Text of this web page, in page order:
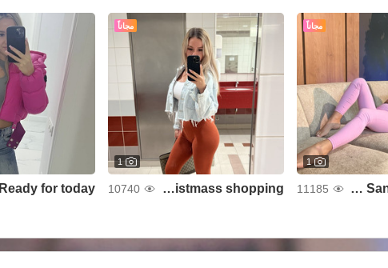
مجاناً
1
Dear Santa, I`m waiting 😜🎅
11185
مجاناً
1
Christmass shopping 🎅🎅
10740
Ready for today?💋